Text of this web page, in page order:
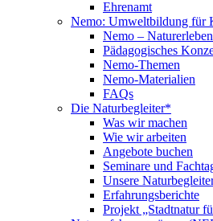
Ehrenamt
Nemo: Umweltbildung für
Nemo –
Pädagogisches
Nemo-Themen
Nemo-Materialien
FAQs
Die Naturbegleiter*
Was wir machen
Wie wir arbeiten
Angebote buchen
Seminare und
Unsere
Erfahrungsberichte
Projekt „Stadtnatur